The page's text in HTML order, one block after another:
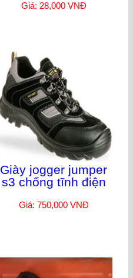
Giá: 28,000 VNĐ
Giày jogger jumper
s3 chống tĩnh điện
Giá: 750,000 VNĐ